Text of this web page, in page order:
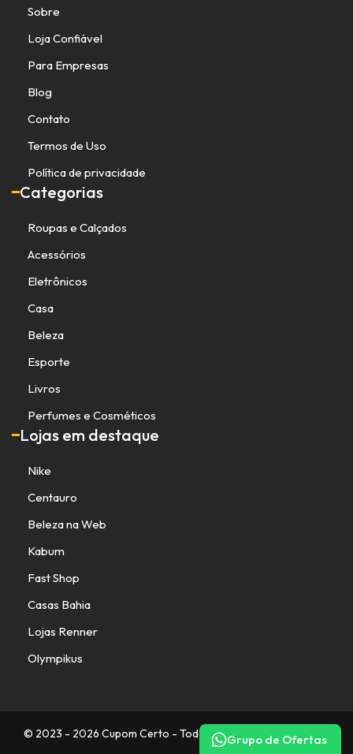
Grupo de Ofertas
Sobre
Loja Confiável
Para Empresas
Blog
Contato
Termos de Uso
Política de privacidade
Categorias
Roupas e Calçados
Acessórios
Eletrônicos
Casa
Beleza
Esporte
Livros
Perfumes e Cosméticos
Lojas em destaque
Nike
Centauro
Beleza na Web
Kabum
Fast Shop
Casas Bahia
Lojas Renner
Olympikus
© 2023 - 2026 Cupom Certo - Todos os direitos reservados.